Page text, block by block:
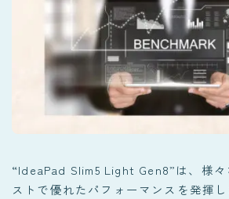
“IdeaPad Slim5 Light Gen8”は、様
ストで優れたパフォーマンスを発揮し